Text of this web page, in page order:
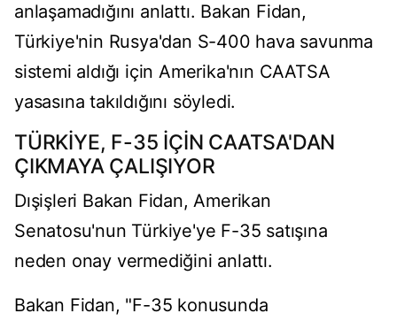
anlaşamadığını anlattı. Bakan Fidan,
Türkiye'nin Rusya'dan S-400 hava savunma
sistemi aldığı için Amerika'nın CAATSA
yasasına takıldığını söyledi.
TÜRKİYE, F-35 İÇİN CAATSA'DAN
ÇIKMAYA ÇALIŞIYOR
Dışişleri Bakan Fidan, Amerikan
Senatosu'nun Türkiye'ye F-35 satışına
neden onay vermediğini anlattı.
Bakan Fidan, "F-35 konusunda